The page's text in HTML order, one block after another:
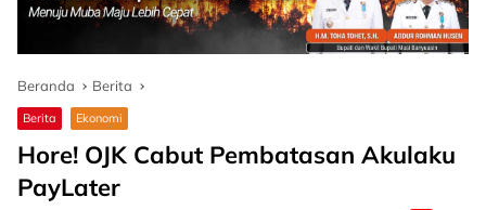
Beranda Berita
Berita Ekonomi
Hore! OJK Cabut Pembatasan Akulaku
PayLater